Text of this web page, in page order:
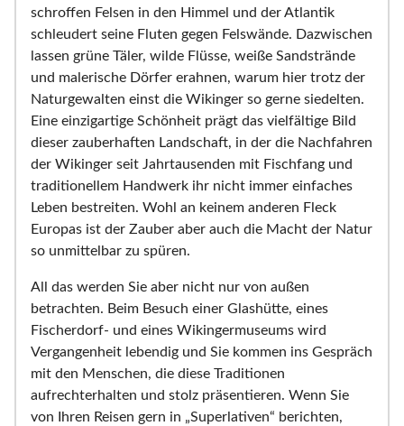
schroffen Felsen in den Himmel und der Atlantik
schleudert seine Fluten gegen Felswände. Dazwischen
lassen grüne Täler, wilde Flüsse, weiße Sandstrände
und malerische Dörfer erahnen, warum hier trotz der
Naturgewalten einst die Wikinger so gerne siedelten.
Eine einzigartige Schönheit prägt das vielfältige Bild
dieser zauberhaften Landschaft, in der die Nachfahren
der Wikinger seit Jahrtausenden mit Fischfang und
traditionellem Handwerk ihr nicht immer einfaches
Leben bestreiten. Wohl an keinem anderen Fleck
Europas ist der Zauber aber auch die Macht der Natur
so unmittelbar zu spüren.
All das werden Sie aber nicht nur von außen
betrachten. Beim Besuch einer Glashütte, eines
Fischerdorf- und eines Wikingermuseums wird
Vergangenheit lebendig und Sie kommen ins Gespräch
mit den Menschen, die diese Traditionen
aufrechterhalten und stolz präsentieren. Wenn Sie
von Ihren Reisen gern in „Superlativen“ berichten,